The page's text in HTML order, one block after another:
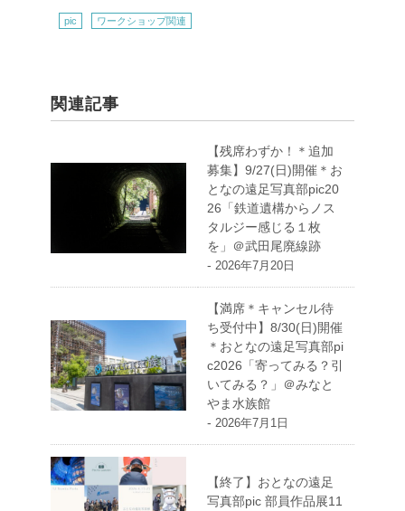
pic ワークショップ関連
関連記事
【残席わずか！＊追加
募集】9/27(日)開催＊お
となの遠足写真部pic20
26「鉄道遺構からノス
タルジー感じる１枚
を」＠武田尾廃線跡
- 2026年7月20日
【満席＊キャンセル待
ち受付中】8/30(日)開催
＊おとなの遠足写真部pi
c2026「寄ってみる？引
いてみる？」＠みなと
やま水族館
- 2026年7月1日
【終了】おとなの遠足
写真部pic 部員作品展11